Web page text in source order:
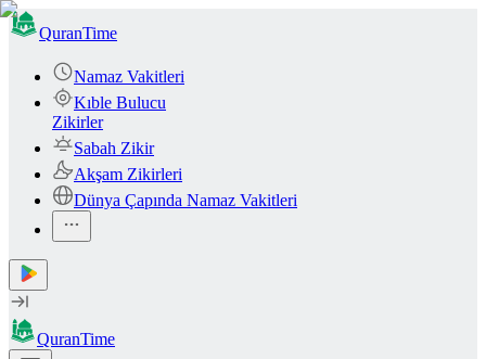
QuranTime
Namaz Vakitleri
Kıble Bulucu
Zikirler
Sabah Zikir
Akşam Zikirleri
Dünya Çapında Namaz Vakitleri
QuranTime